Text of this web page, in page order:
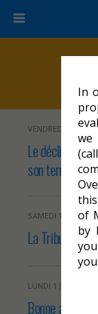
In
we
of
by
VENDREDI 7 JUIN
Le déclin
son territoire :
SAMEDI 1 JUIN 2024
La Tribune
LUNDI 1 JANVIER
Bonne année